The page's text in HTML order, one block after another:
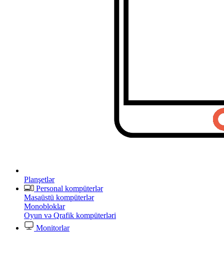
Planşetlər
Personal kompüterlər
Masaüstü kompüterlər
Monobloklar
Oyun və Qrafik kompüterləri
Monitorlar